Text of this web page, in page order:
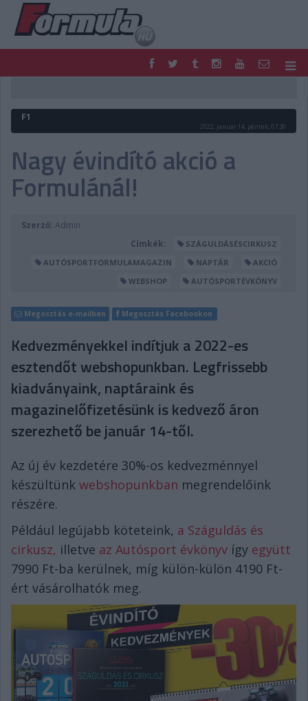
FORMULA
MOTOR
PODCAST
SHOP
LIVE
DIGITÁLIS MAGAZIN
F1
2022. január 14. péntek, 07:30
Nagy évindító akció a
Formulánál!
Szerző: Admin
Címkék:
SZÁGULDÁSÉSCIRKUSZ
AUTÓSPORTFORMULAMAGAZIN
NAPTÁR
AKCIÓ
WEBSHOP
AUTÓSPORTÉVKÖNYV
Megosztás e-mailben Megosztás Facebookon
Kedvezményekkel indítjuk a 2022-es
esztendőt webshopunkban. Legfrissebb
kiadványaink, naptáraink és
magazinelőfizetésünk is kedvező áron
szerezhető be január 14-től.
Az új év kezdetére 30%-os kedvezménnyel
készültünk webshopunkban megrendelőink
részére.
Például legújabb köteteink, a Száguldás és
cirkusz, illetve az Autósport évkönyv így együtt
7990 Ft-ba kerülnek, míg külön-külön 4190 Ft-
ért vásárolhatók meg.